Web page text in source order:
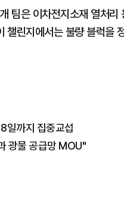
팀은 이차전지소재 열처리
챌린지에서는 불량 블럭을
일까지 집중교섭
광물 공급망 MOU"